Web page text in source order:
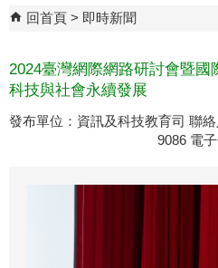
回首頁 即時新聞
2024臺灣網際網路研討會暨國
科技與社會永續發展
發布單位：資訊及科技教育司 聯
9086 電子